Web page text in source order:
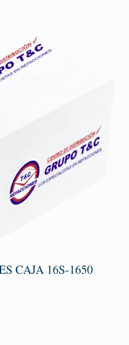
CAJA 16S-1650